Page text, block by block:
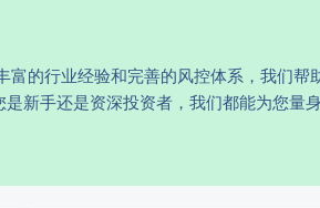
的行业经验和完善的风控体系，我们帮
新手还是资深投资者，我们都能为您量